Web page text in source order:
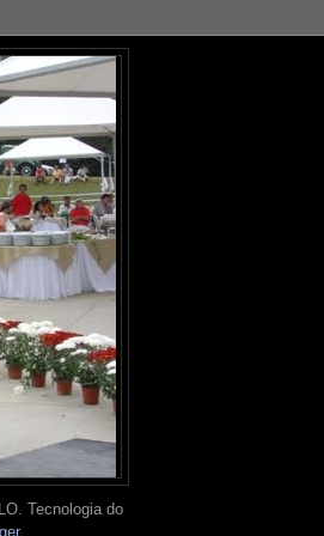
Tecnologia do
.